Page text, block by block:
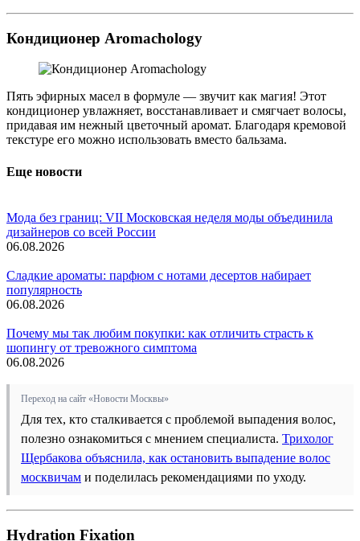
Кондиционер Aromachology
Пять эфирных масел в формуле — звучит как магия! Этот
кондиционер увлажняет, восстанавливает и смягчает волосы,
придавая им нежный цветочный аромат. Благодаря кремовой
текстуре его можно использовать вместо бальзама.
Еще новости
Мода без границ: VII Московская неделя моды объединила
дизайнеров со всей России
06.08.2026
Сладкие ароматы: парфюм с нотами десертов набирает
популярность
06.08.2026
Почему мы так любим покупки: как отличить страсть к
шопингу от тревожного симптома
06.08.2026
Переход на сайт «Новости Москвы»
Для тех, кто сталкивается с проблемой выпадения волос,
полезно ознакомиться с мнением специалиста. Трихолог
Щербакова объяснила, как остановить выпадение волос
москвичам и поделилась рекомендациями по уходу.
Hydration Fixation